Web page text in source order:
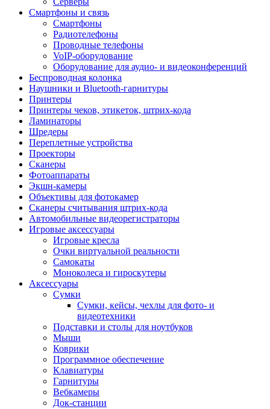
Смартфоны и связь
Смартфоны
Радиотелефоны
Проводные телефоны
VoIP-оборудование
Оборудование для аудио- и видеоконференций
Беспроводная колонка
Наушники и Bluetooth-гарнитуры
Принтеры
Принтеры чеков, этикеток, штрих-кода
Ламинаторы
Шредеры
Переплетные устройства
Проекторы
Сканеры
Фотоаппараты
Экшн-камеры
Объективы для фотокамер
Сканеры считывания штрих-кода
Автомобильные видеорегистраторы
Игровые аксессуары
Игровые кресла
Очки виртуальной реальности
Самокаты
Моноколеса и гироскутеры
Аксессуары
Сумки
Сумки, кейсы, чехлы для фото- и
видеотехники
Подставки и столы для ноутбуков
Мыши
Коврики
Программное обеспечение
Клавиатуры
Гарнитуры
Вебкамеры
Док-станции